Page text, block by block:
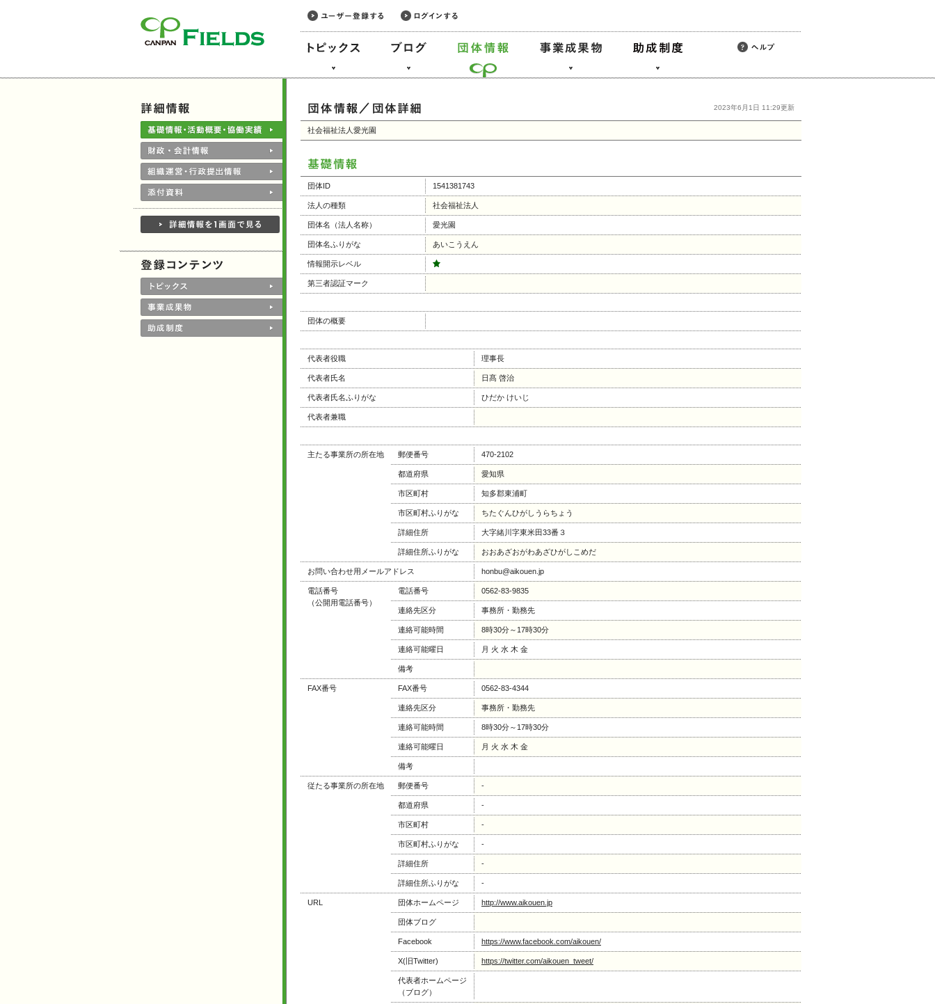
2023年6月1日 11:29更新
社会福祉法人愛光園
団体ID 1541381743
法人の種類 社会福祉法人
団体名（法人名称） 愛光園
団体名ふりがな あいこうえん
情報開示レベル
第三者認証マーク
団体の概要
代表者役職 理事長
代表者氏名 日髙 啓治
代表者氏名ふりがな ひだか けいじ
代表者兼職
主たる事業所の所在地 郵便番号 470-2102
都道府県 愛知県
市区町村 知多郡東浦町
市区町村ふりがな ちたぐんひがしうらちょう
詳細住所 大字緒川字東米田33番３
詳細住所ふりがな おおあざおがわあざひがしこめだ
お問い合わせ用メールアドレス honbu@aikouen.jp
電話番号
（公開用電話番号）
電話番号 0562-83-9835
連絡先区分 事務所・勤務先
連絡可能時間 8時30分～17時30分
連絡可能曜日 月 火 水 木 金
備考
FAX番号 FAX番号 0562-83-4344
連絡先区分 事務所・勤務先
連絡可能時間 8時30分～17時30分
連絡可能曜日 月 火 水 木 金
備考
従たる事業所の所在地 郵便番号 -
都道府県 -
市区町村 -
市区町村ふりがな -
詳細住所 -
詳細住所ふりがな -
URL 団体ホームページ http://www.aikouen.jp
団体ブログ
Facebook https://www.facebook.com/aikouen/
X(旧Twitter) https://twitter.com/aikouen_tweet/
代表者ホームページ
（ブログ）